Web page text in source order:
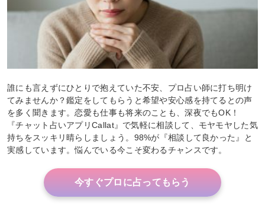
誰にも言えずにひとりで抱えていた不安、プロ占い師に打ち明け
てみませんか？鑑定をしてもらうと希望や安心感を持てるとの声
を多く聞きます。恋愛も仕事も将来のことも、深夜でもOK！
『チャット占いアプリCallat』で気軽に相談して、モヤモヤした気
持ちをスッキリ晴らしましょう。98%が『相談して良かった』と
実感しています。悩んでいる今こそ変わるチャンスです。
今すぐプロに占ってもらう